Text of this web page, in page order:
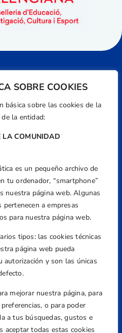
SOBRE COOKIES
básica sobre las cookies de la
la entidad:
LA COMUNIDAD
es un pequeño archivo de
tu ordenador, “smartphone”
nuestra página web. Algunas
a empresas
para nuestra página web.
tipos: las cookies técnicas
página web pueda
autorización y son las únicas
mejorar nuestra página, para
o para poder
a tus búsquedas, gustos e
aceptar todas estas cookies
Carrer d'Isaac Peral i
2 y 3, 46980,
367 799
Email
Legal
Privacidad